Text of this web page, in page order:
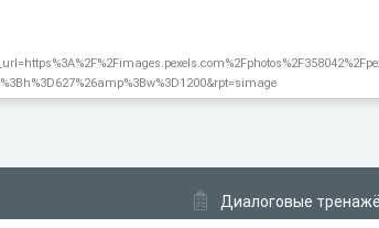
Диалоговые